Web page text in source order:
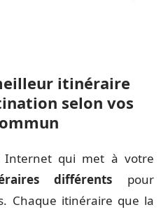
itinéraire
selon vos
qui met à votre
différents pour
Chaque itinéraire que la